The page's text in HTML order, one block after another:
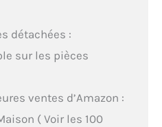
détachées :
sur les pièces
ventes d’Amazon :
( Voir les 100